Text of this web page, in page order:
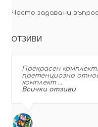
Често задавани
ОТЗИВИ
Прекрасен
претенциозно
комплект …
Всички отзиви